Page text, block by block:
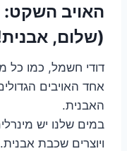
האויב השקט:
(שלום,
דודי חשמל, כמו כל
אחד האויבים
האבנית.
במים שלנו יש
ויוצרים שכבת אבנית.